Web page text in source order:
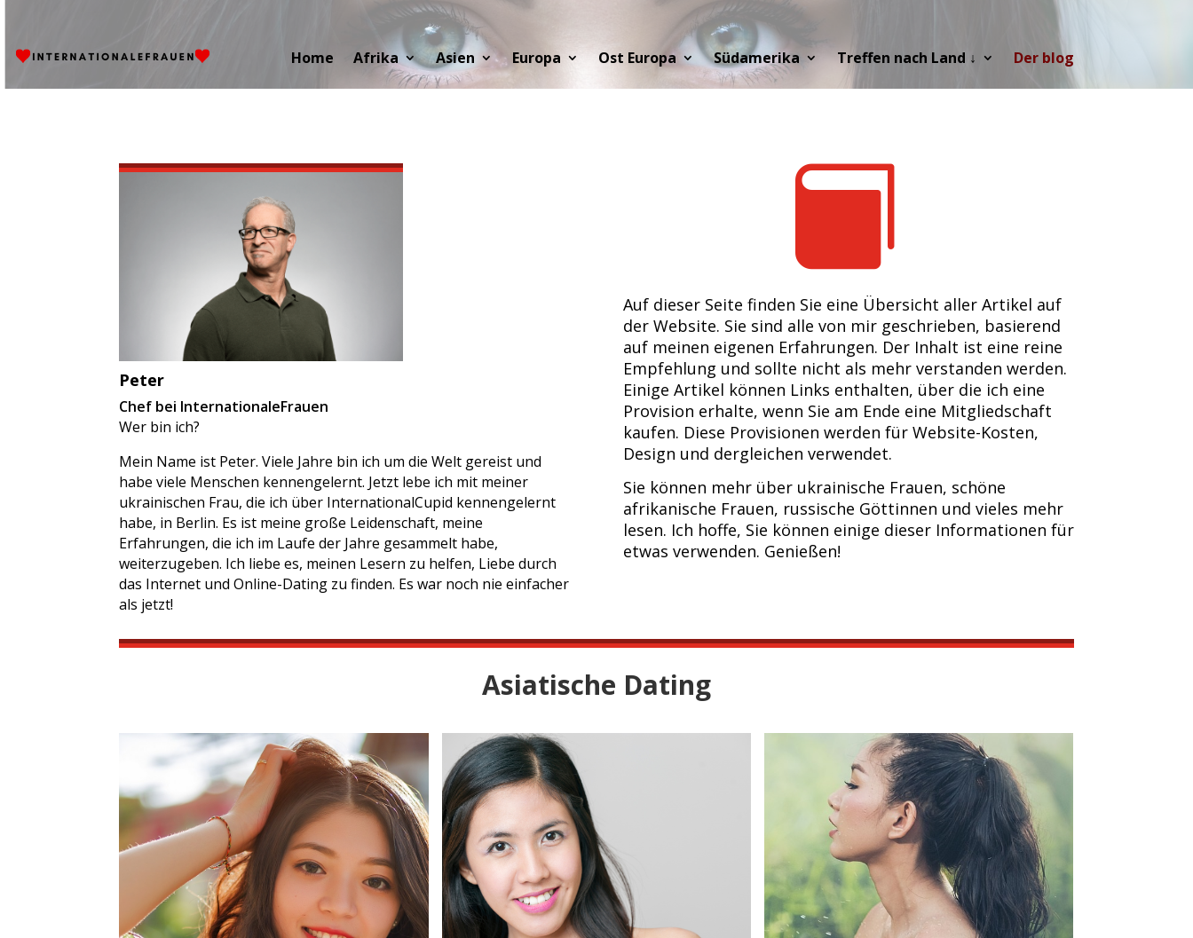
Home Afrika Asien Europa Ost Europa Südamerika Treffen nach Land ↓ Der blog
Peter
Chef bei InternationaleFrauen
Wer bin ich?
Mein Name ist Peter. Viele Jahre bin ich um die Welt gereist und
habe viele Menschen kennengelernt. Jetzt lebe ich mit meiner
ukrainischen Frau, die ich über InternationalCupid kennengelernt
habe, in Berlin. Es ist meine große Leidenschaft, meine
Erfahrungen, die ich im Laufe der Jahre gesammelt habe,
weiterzugeben. Ich liebe es, meinen Lesern zu helfen, Liebe durch
das Internet und Online-Dating zu finden. Es war noch nie einfacher
als jetzt!

Auf dieser Seite finden Sie eine Übersicht aller Artikel auf
der Website. Sie sind alle von mir geschrieben, basierend
auf meinen eigenen Erfahrungen. Der Inhalt ist eine reine
Empfehlung und sollte nicht als mehr verstanden werden.
Einige Artikel können Links enthalten, über die ich eine
Provision erhalte, wenn Sie am Ende eine Mitgliedschaft
kaufen. Diese Provisionen werden für Website-Kosten,
Design und dergleichen verwendet.
Sie können mehr über ukrainische Frauen, schöne
afrikanische Frauen, russische Göttinnen und vieles mehr
lesen. Ich hoffe, Sie können einige dieser Informationen für
etwas verwenden. Genießen!
Asiatische Dating